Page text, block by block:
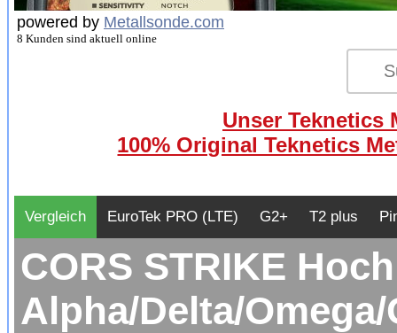
powered by Metallsonde.com
8 Kunden sind aktuell online
Unser Teknetics
100% Original Teknetics
Vergleich EuroTek PRO (LTE) G2+ T2 plus
CORS STRIKE
Alpha/Delta/